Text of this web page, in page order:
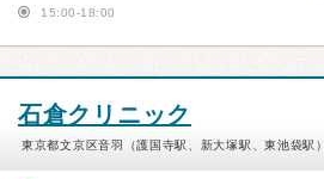
15:00-18:00
石倉クリニック
東京都文京区音羽（護国寺駅、新大塚駅、東池袋駅）